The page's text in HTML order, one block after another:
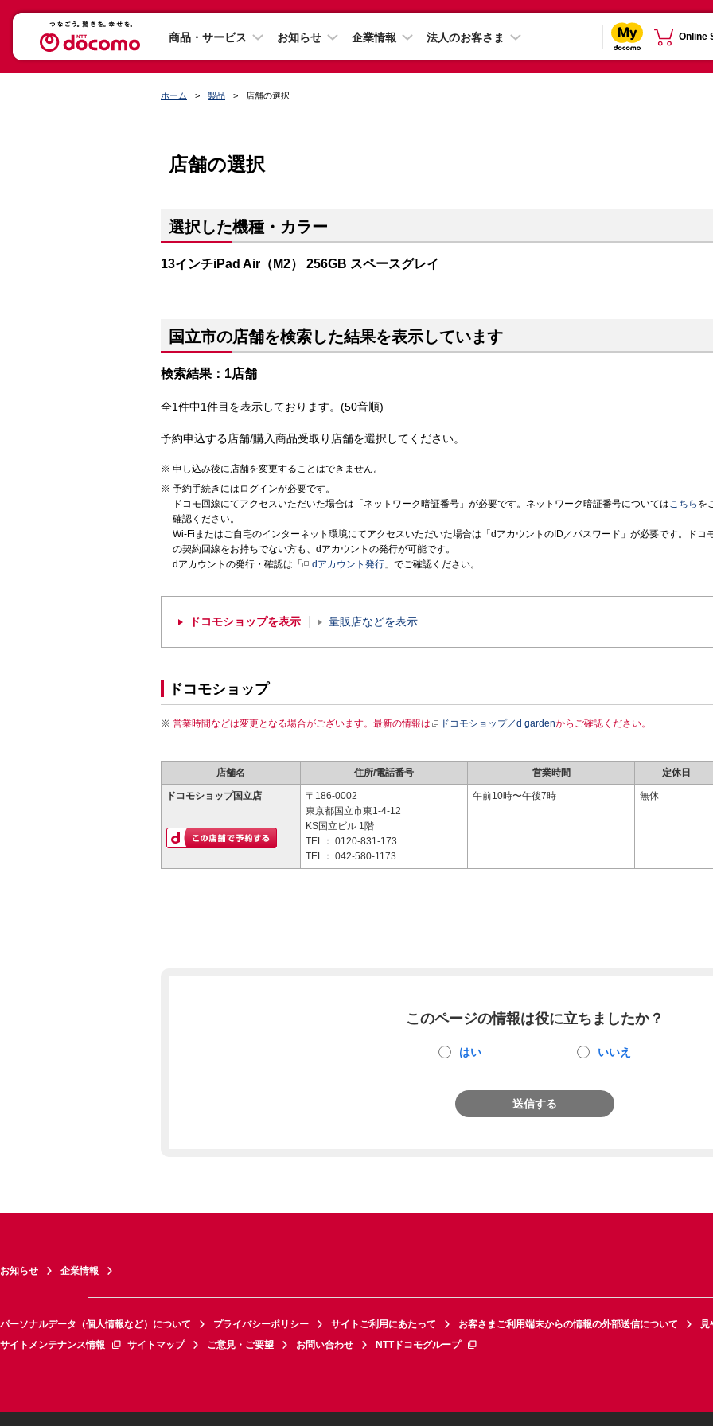
商品・サービス お知らせ 企業情報 法人のお客さま Online
ホーム 製品 店舗の選択
店舗の選択
選択した機種・カラー
13インチiPad Air（M2） 256GB スペースグレイ
国立市の店舗を検索した結果を表示しています
検索結果：1店舗
全1件中1件目を表示しております。(50音順)
予約申込する店舗/購入商品受取り店舗を選択してください。
申し込み後に店舗を変更することはできません。
予約手続きにはログインが必要です。
ドコモ回線にてアクセスいただいた場合は「ネットワーク暗証番号」が必要です。ネットワーク暗証番号についてはこちら を
確認ください。
Wi-Fiまたはご自宅のインターネット環境にてアクセスいただいた場合は「dアカウントのID／パスワード」が必要です。ドコ
の契約回線をお持ちでない方も、dアカウントの発行が可能です。
dアカウントの発行・確認は「
dアカウント発行 」でご確認ください。
ドコモショップを表示 量販店などを表示
ドコモショップ
営業時間などは変更となる場合がございます。最新の情報は ドコモショップ／d gardenからご確認ください。
店舗名 住所/電話番号 営業時間 定休日
ドコモショップ国立店
〒186-0002
東京都国立市東1-4-12
KS国立ビル 1階
TEL： 0120-831-173
TEL： 042-580-1173
午前10時〜午後7時 無休
このページの情報は役に立ちましたか？
はい いいえ
送信する
お知らせ 企業情報
パーソナルデータ（個人情報など）について プライバシーポリシー サイトご利用にあたって お客さまご利用端末からの情報の外部送信について
見
サイトメンテナンス情報
サイトマップ ご意見・ご要望 お問い合わせ NTTドコモグループ